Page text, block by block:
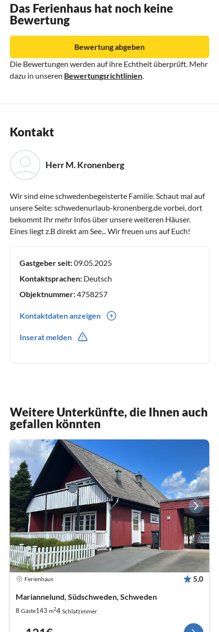
Das Ferienhaus hat noch keine
Bewertung
Die Bewertungen werden auf ihre Echtheit überprüft. Mehr
dazu in unseren Bewertungsrichtlinien
Bewertung abgeben
Kontakt
Herr M. Kronenberg
Wir sind eine schwedenbegeisterte Familie. Schaut mal auf
unsere Seite: schwedenurlaub-kronenberg.de vorbei, dort
bekommt Ihr mehr Infos über unsere weiteren Häuser.
Eines liegt z.B direkt am See... Wir freuen uns auf Euch!
Gastgeber seit:09.05.2025
Kontaktsprachen: Deutsch
Objektnummer:4758257
Kontaktdaten anzeigen
Inserat melden
Weitere Unterkünfte, die Ihnen auch
gefallen könnten
Ferienhaus 5,0
Mariannelund, Südschweden, Schweden
8 Gäste143 m24 Schlafzimmer